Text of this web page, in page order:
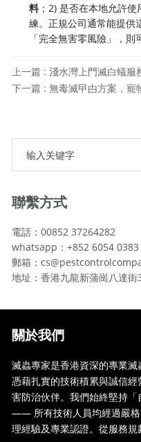
料；2) 是否在本地允許
練。正規公司通常能提供
「完全無害零風險」，則
上一篇 : 淺水灣上門滅白蟻服
下一篇 : 無毒滅曱甴方案，寵
聯繫方式
電話：00852 37264282
whatsapp：+852 6054 0383
郵箱：
地址：香港九龍新蒲崗八達
關於我們
滅蟲專家是香港資深的專業
憑藉扎實的技術積累與誠信
害防治伙伴。我們始終堅持
—— 所有技術人員均經過嚴格
理經驗及專業認證。從服務